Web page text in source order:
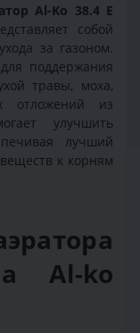
Al-Ko 38.4 E
собой
за газоном.
поддержания
травы, моха,
отложений из
улучшить
лучший
к корням
Al-ko